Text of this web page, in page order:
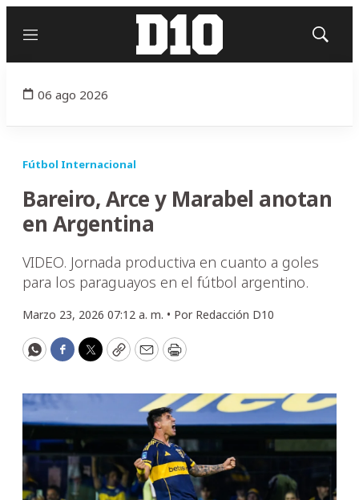
Menú
Mostrar
06 ago 2026
Fútbol Internacional
Bareiro, Arce y Marabel anotan
en Argentina
VIDEO. Jornada productiva en cuanto a goles
para los paraguayos en el fútbol argentino.
Marzo 23, 2026 07:12 a. m. • Por Redacción D10
WhatsApp
Facebook
Twitter
CopyEmailPrint